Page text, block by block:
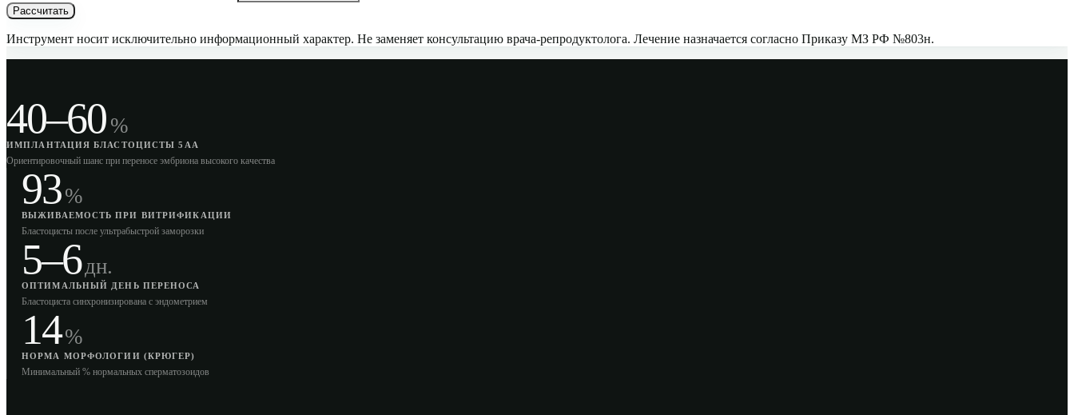
Рассчитать
Инструмент носит исключительно информационный характер. Не заменяет консультацию врача-репродуктолога. Лечение назначается согласно Приказу МЗ РФ №803н.
40–60 %
ИМПЛАНТАЦИЯ БЛАСТОЦИСТЫ 5AA
Ориентировочный шанс при переносе эмбриона высокого качества
93%
ВЫЖИВАЕМОСТЬ ПРИ ВИТРИФИКАЦИИ
Бластоцисты после ультрабыстрой заморозки
5–6дн.
ОПТИМАЛЬНЫЙ ДЕНЬ ПЕРЕНОСА
Бластоциста синхронизирована с эндометрием
14%
НОРМА МОРФОЛОГИИ (КРЮГЕР)
Минимальный % нормальных сперматозоидов